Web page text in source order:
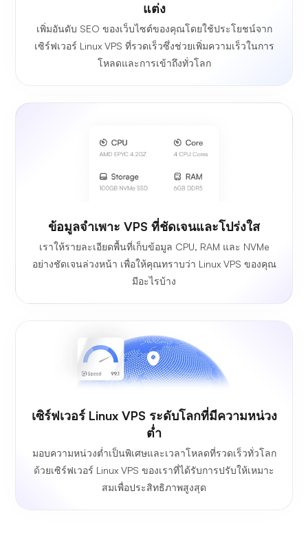
แต่ง
เพิ่มอันดับ SEO ของเว็บไซต์ของคุณโดยใช้ประโยชน์จาก
เซิร์ฟเวอร์ Linux VPS ที่รวดเร็วซึ่งช่วยเพิ่มความเร็วในการ
โหลดและการเข้าถึงทั่วโลก
ข้อมูลจำเพาะ VPS ที่ชัดเจนและโปร่งใส
เราให้รายละเอียดพื้นที่เก็บข้อมูล CPU, RAM และ NVMe
อย่างชัดเจนล่วงหน้า เพื่อให้คุณทราบว่า Linux VPS ของคุณ
มีอะไรบ้าง
เซิร์ฟเวอร์ Linux VPS ระดับโลกที่มีความหน่วง
ต่ำ
มอบความหน่วงต่ำเป็นพิเศษและเวลาโหลดที่รวดเร็วทั่วโลก
ด้วยเซิร์ฟเวอร์ Linux VPS ของเราที่ได้รับการปรับให้เหมาะ
สมเพื่อประสิทธิภาพสูงสุด